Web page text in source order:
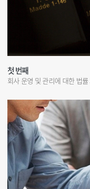
첫 번째
회사 운영 및 관리에 대한 법률